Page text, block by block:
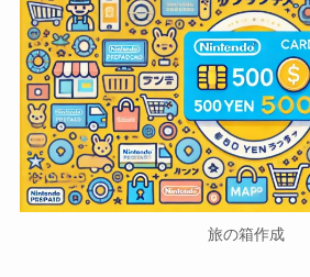
旅の箱作成